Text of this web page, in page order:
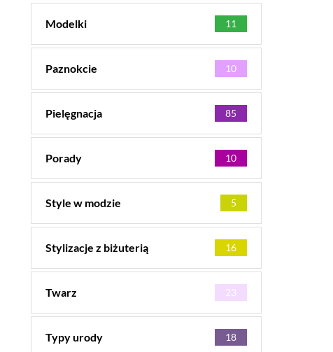
Modelki 11
Paznokcie 10
Pielęgnacja 85
Porady 10
Style w modzie 5
Stylizacje z biżuterią 16
Twarz 23
Typy urody 18